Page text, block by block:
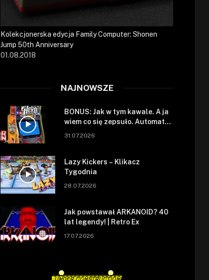
Kolekcjonerska edycja Family Computer: Shonen
Jump 50th Anniversary
01.08.2018
NAJNOWSZE
BONUS: Jak w tym kawale. A ja
wiem co się zepsuło. Automat
31.07.2026
Lazy Kickers – Klikacz
Tygodnia
28.07.2026
Jak powstawał ARKANOID? 40
lat legendy! | Retro Ex
17.07.2026